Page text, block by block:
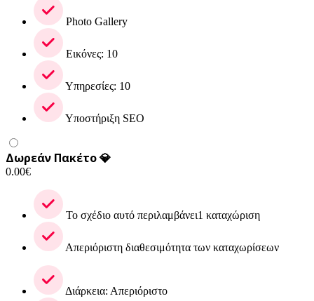
Photo Gallery
Εικόνες: 10
Υπηρεσίες: 10
Υποστήριξη SEO
Δωρεάν Πακέτο 💎
0.00€
Το σχέδιο αυτό περιλαμβάνει1 καταχώριση
Απεριόριστη διαθεσιμότητα των καταχωρίσεων
Διάρκεια: Απεριόριστο